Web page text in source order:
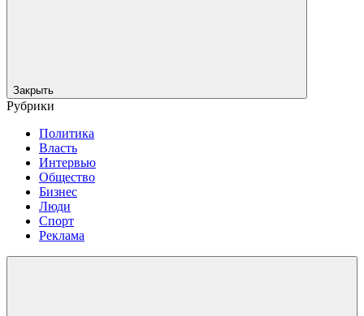
Закрыть
Рубрики
Политика
Власть
Интервью
Общество
Бизнес
Люди
Спорт
Реклама